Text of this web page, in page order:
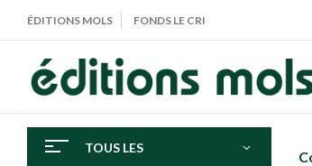
ÉDITIONS MOLS FONDS LE CRI
TOUS LES